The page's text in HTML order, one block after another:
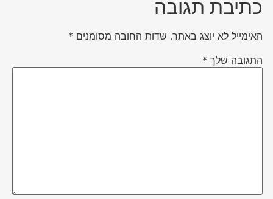
כתיבת תגובה
האימייל לא יוצג באתר. שדות החובה מסומנים *
התגובה שלך *